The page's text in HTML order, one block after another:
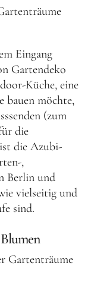
Eingang
Gartendeko
Küche, eine
bauen möchte,
(zum
die
die Azubi-
,
Berlin und
vielseitig und
sind.